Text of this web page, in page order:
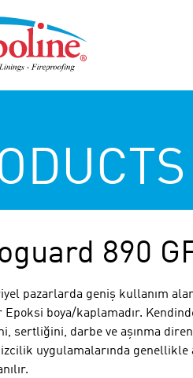
890
pazarlarda geniş kullanım
Epoksi boya/kaplamadır.
sertliğini, darbe ve aşınma
uygulamalarında genellikle